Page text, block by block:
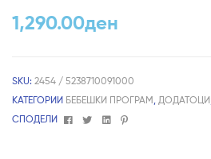
1,290.00ден
SKU: 2454 / 5238710091000
КАТЕГОРИИ БЕБЕШКИ ПРОГРАМ ДОДАТОЦИ
СПОДЕЛИ
FacebookTwitterLinkedin
Pinterest